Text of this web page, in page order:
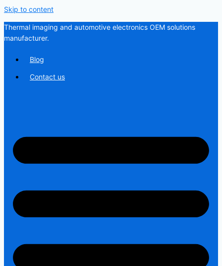
Skip to content
Thermal imaging and automotive electronics OEM solutions
manufacturer.
Blog
Contact us